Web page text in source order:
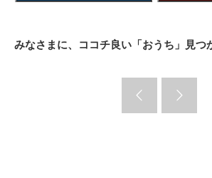
みなさまに、ココチ良い「おうち」見つ